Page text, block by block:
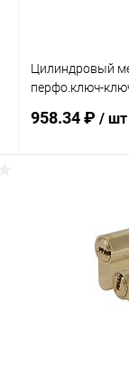
Цилиндровый
перфо.ключ-
958.34 ₽ / шт
Купить в 1 клик
В избранное